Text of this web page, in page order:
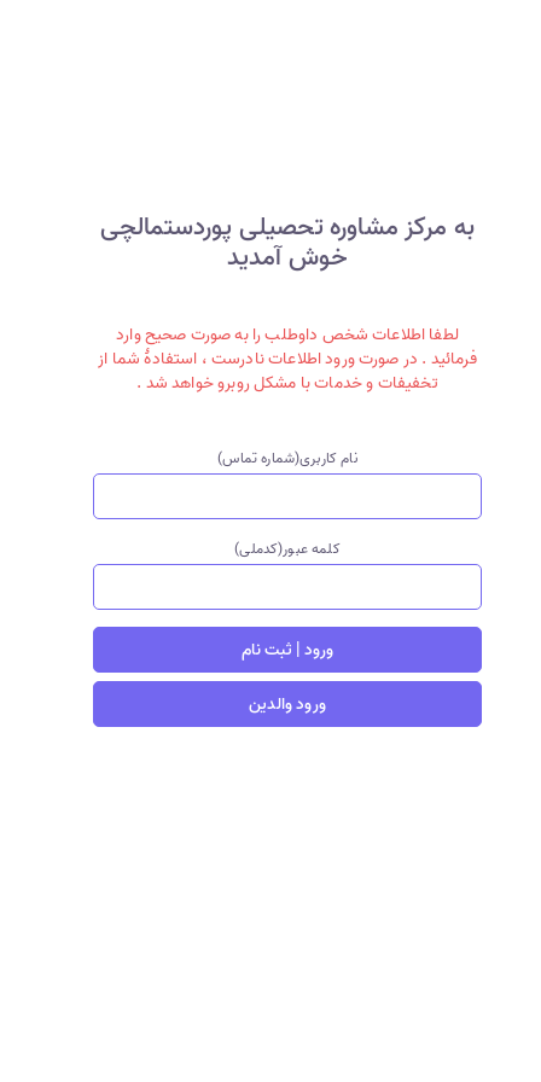
به مرکز مشاوره تحصیلی پوردستمالچی
خوش آمدید
لطفا اطلاعات شخص داوطلب را به صورت صحیح وارد
فرمائید . در صورت ورود اطلاعات نادرست ، استفادۀ شما از
تخفیفات و خدمات با مشکل روبرو خواهد شد .
نام کاربری(شماره تماس)
کلمه عبور(کدملی)
ورود | ثبت نام
ورود والدین